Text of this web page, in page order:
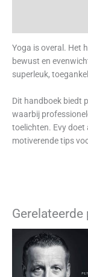
Yoga is overal. Het
bewust en
superleuk,
Dit handboek biedt
waarbij
toelichten. Evy doet
motiverende tips